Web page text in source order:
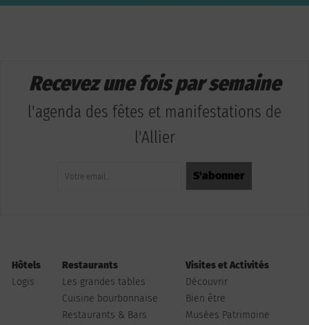
Recevez une fois par semaine
l'agenda des fêtes et manifestations de
l'Allier
Hôtels
Logis
Restaurants
Les grandes tables
Cuisine bourbonnaise
Restaurants & Bars
Visites et Activités
Découvrir
Bien être
Musées Patrimoine